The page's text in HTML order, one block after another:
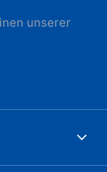
unserer